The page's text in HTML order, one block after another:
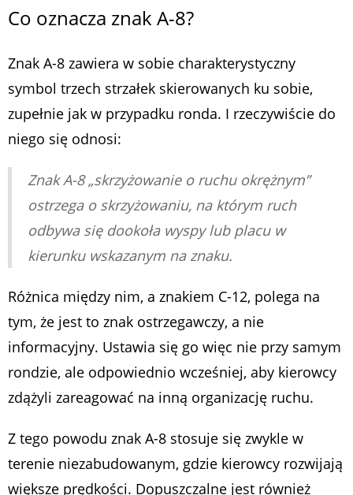
Co oznacza znak A-8?
Znak A-8 zawiera w sobie charakterystyczny
symbol trzech strzałek skierowanych ku sobie,
zupełnie jak w przypadku ronda. I rzeczywiście do
niego się odnosi:
Znak A-8 „skrzyżowanie o ruchu okrężnym”
ostrzega o skrzyżowaniu, na którym ruch
odbywa się dookoła wyspy lub placu w
kierunku wskazanym na znaku.
Różnica między nim, a znakiem C-12, polega na
tym, że jest to znak ostrzegawczy, a nie
informacyjny. Ustawia się go więc nie przy samym
rondzie, ale odpowiednio wcześniej, aby kierowcy
zdążyli zareagować na inną organizację ruchu.
Z tego powodu znak A-8 stosuje się zwykle w
terenie niezabudowanym, gdzie kierowcy rozwijają
większe prędkości. Dopuszczalne jest również